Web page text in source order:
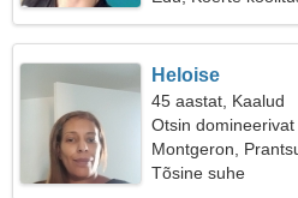
Heloise
45 aastat, Kaalud
Otsin
Montgeron,
Tõsine suhe